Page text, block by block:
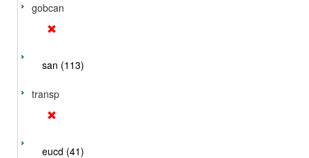
gobcan
san (113)
transp
eucd (41)